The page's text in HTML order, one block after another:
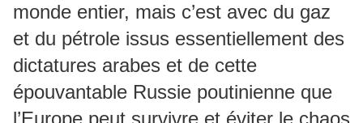
monde entier, mais c’est avec du gaz
et du pétrole issus essentiellement des
dictatures arabes et de cette
épouvantable Russie poutinienne que